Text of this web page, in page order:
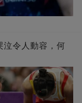
泣令人動容，何